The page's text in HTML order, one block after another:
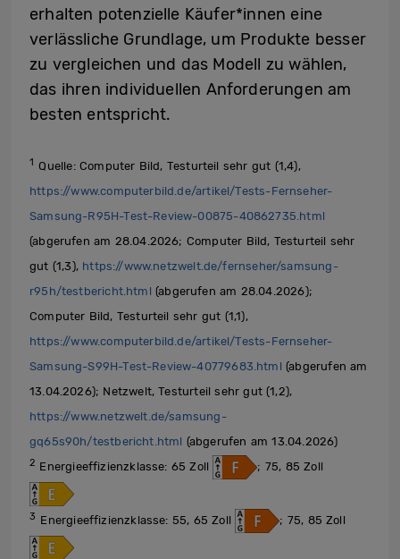
erhalten potenzielle Käufer*innen eine
verlässliche Grundlage, um Produkte besser
zu vergleichen und das Modell zu wählen,
das ihren individuellen Anforderungen am
besten entspricht.
1 Quelle: Computer Bild, Testurteil sehr gut (1,4),
https://www.computerbild.de/artikel/Tests-Fernseher-
Samsung-R95H-Test-Review-00875-40862735.html
(abgerufen am 28.04.2026; Computer Bild, Testurteil sehr
gut (1,3), https://www.netzwelt.de/fernseher/samsung-
r95h/testbericht.html (abgerufen am 28.04.2026);
Computer Bild, Testurteil sehr gut (1,1),
https://www.computerbild.de/artikel/Tests-Fernseher-
Samsung-S99H-Test-Review-40779683.html (abgerufen am
13.04.2026); Netzwelt, Testurteil sehr gut (1,2),
https://www.netzwelt.de/samsung-
gq65s90h/testbericht.html (abgerufen am 13.04.2026)
2 Energieeffizienzklasse: 65 Zoll ; 75, 85 Zoll
3 Energieeffizienzklasse: 55, 65 Zoll ; 75, 85 Zoll